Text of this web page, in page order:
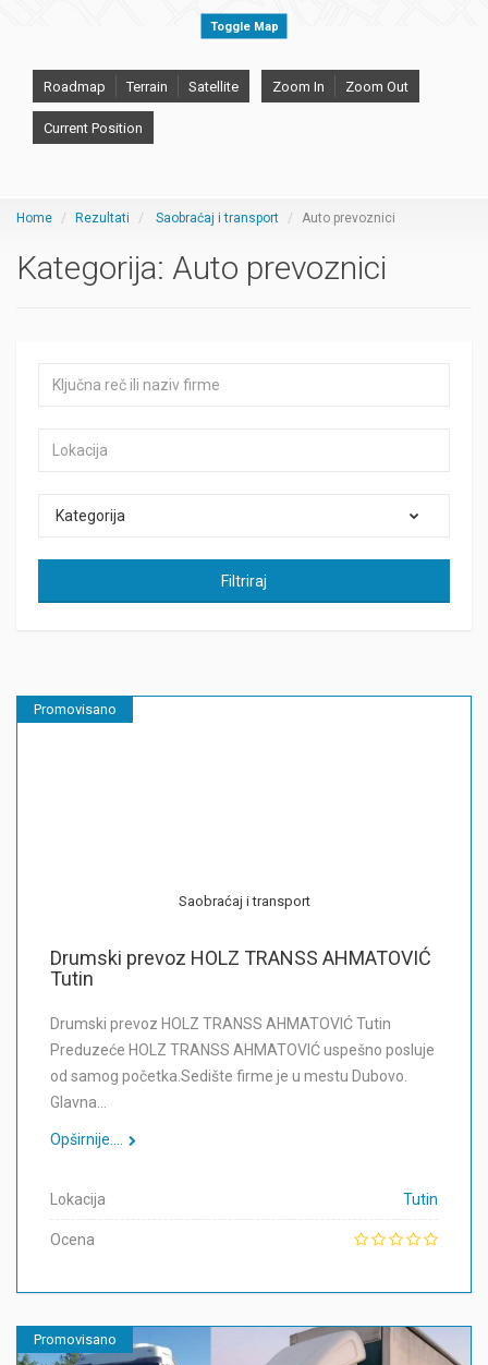
Toggle Map
Roadmap Terrain Satellite Zoom In Zoom Out
Current Position
Home Rezultati Saobraćaj i transport Auto prevoznici
Kategorija: Auto prevoznici
Kategorija
Filtriraj
Promovisano
Saobraćaj i transport
Drumski prevoz HOLZ TRANSS AHMATOVIĆ
Tutin
Drumski prevoz HOLZ TRANSS AHMATOVIĆ Tutin
Preduzeće HOLZ TRANSS AHMATOVIĆ uspešno posluje
od samog početka.Sedište firme je u mestu Dubovo.
Glavna…
Opširnije....
Lokacija Tutin
Ocena
Promovisano